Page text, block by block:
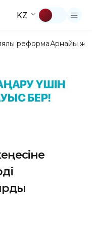
KZ
реформаАрнайы